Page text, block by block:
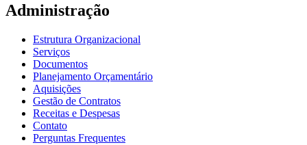
Administração
Estrutura Organizacional
Serviços
Documentos
Planejamento Orçamentário
Aquisições
Gestão de Contratos
Receitas e Despesas
Contato
Perguntas Frequentes